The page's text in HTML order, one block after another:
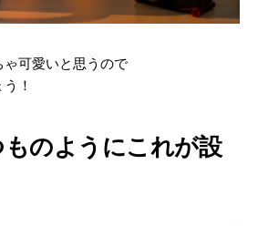
ゃ可愛いと思うので
！
ものようにこれが設